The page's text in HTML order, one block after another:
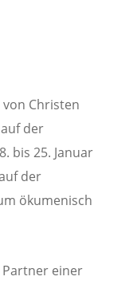
Christen
der
bis 25. Januar
der
ökumenisch
Partner einer